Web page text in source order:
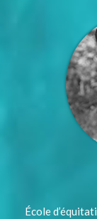
École